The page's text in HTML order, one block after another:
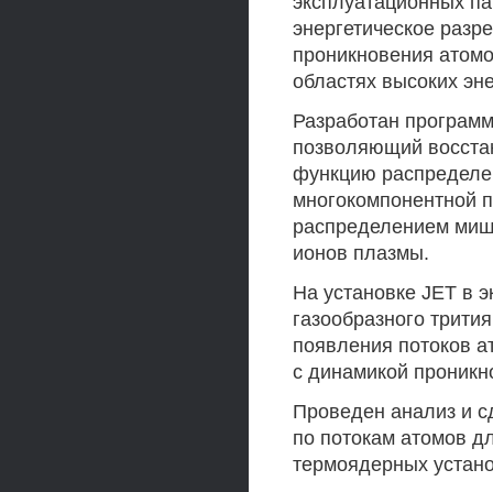
энергетическое
проникновения
областях высоких
Разработан
позволяющий
функцию
многокомпонентной
распределением
ионов плазмы.
На установке JET в
газообразного
появления потоков
с динамикой
Проведен анализ и
по потокам атомов
термоядерных